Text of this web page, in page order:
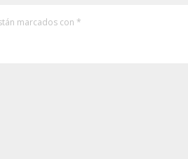
marcados con *